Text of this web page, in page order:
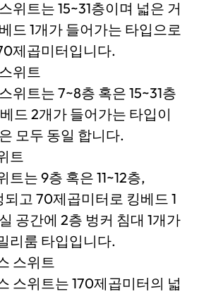
위트는 15~31층이며 넓은 거
드 1개가 들어가는 타입으로
제곱미터입니다.
위트
위트는 7~8층 혹은 15~31층
드 2개가 들어가는 타입이
모두 동일 합니다.
트
트는 9층 혹은 11~12층,
되고 70제곱미터로 킹베드 1
공간에 2층 벙커 침대 1개가
리룸 타입입니다.
스위트
스위트는 170제곱미터의 넓